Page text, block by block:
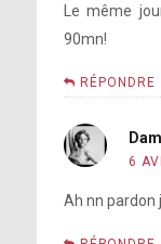
Le même
90mn!
RÉPONDRE
6
Ah nn pardon